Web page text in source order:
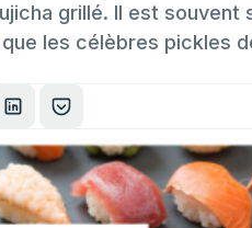
grillé. Il est souvent
les célèbres pickles